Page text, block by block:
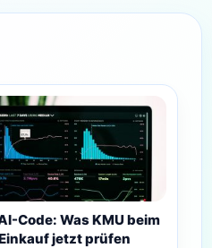
Code: Was KMU beim
jetzt prüfen